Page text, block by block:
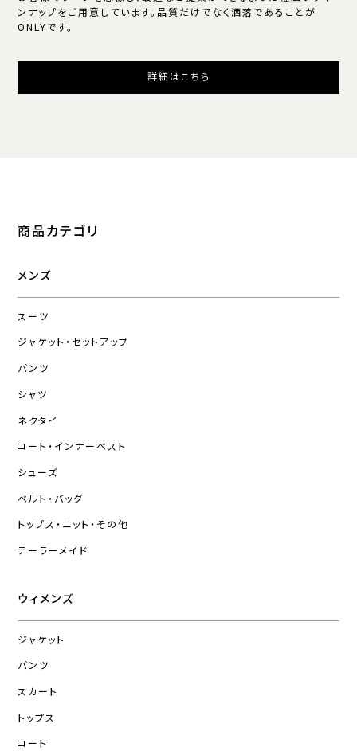
ンナップをご用意しています。品質だけでなく洒落であることが
ONLYです。
詳細はこちら
商品カテゴリ
メンズ
スーツ
ジャケット・セットアップ
パンツ
シャツ
ネクタイ
コート・インナーベスト
シューズ
ベルト・バッグ
トップス・ニット・その他
テーラーメイド
ウィメンズ
ジャケット
パンツ
スカート
トップス
コート